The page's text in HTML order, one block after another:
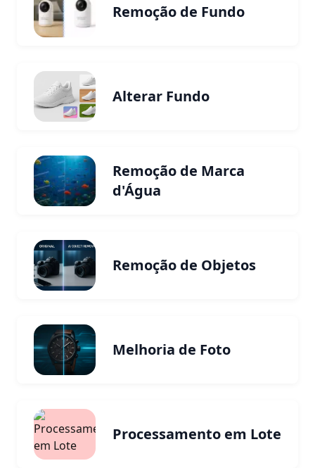
Remoção de Fundo
Alterar Fundo
Remoção de Marca
d'Água
Remoção de Objetos
Melhoria de Foto
Processamento em Lote